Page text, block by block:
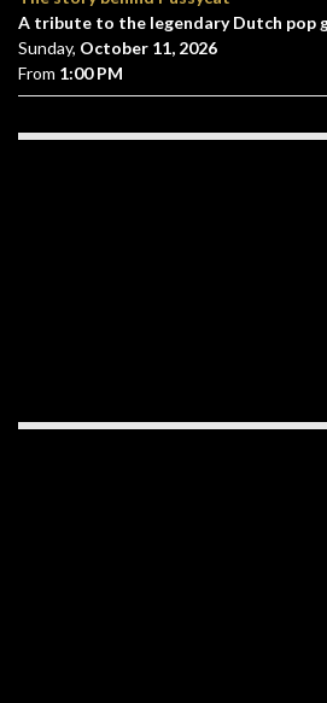
A tribute to the legendary Dutch pop
Sunday, October 11, 2026
From 1:00 PM